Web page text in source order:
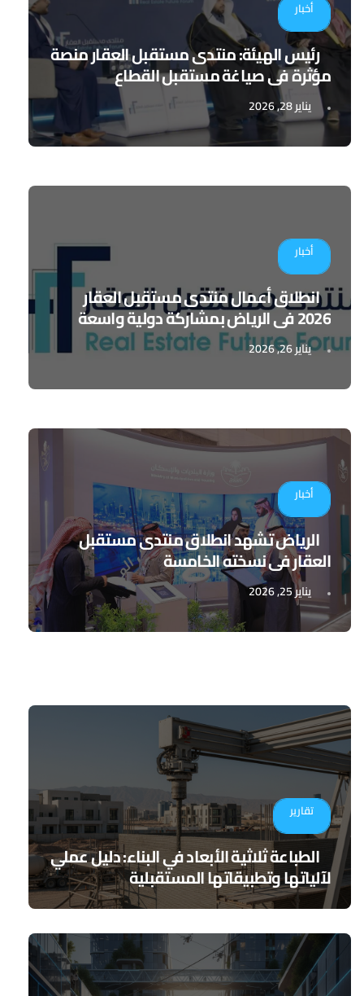
أخبار
رئيس الهيئة: منتدى مستقبل العقار منصة
مؤثرة في صياغة مستقبل القطاع
يناير 28, 2026
أخبار
انطلاق أعمال منتدى مستقبل العقار
2026 في الرياض بمشاركة دولية واسعة
يناير 26, 2026
أخبار
الرياض تشهد انطلاق منتدى مستقبل
العقار في نسخته الخامسة
يناير 25, 2026
تقارير
الطباعة ثلاثية الأبعاد في البناء: دليل عملي
لآلياتها وتطبيقاتها المستقبلية